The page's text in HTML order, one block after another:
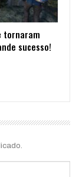
tornaram
sucesso!